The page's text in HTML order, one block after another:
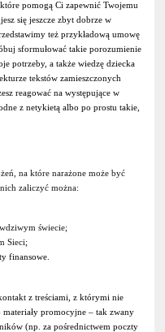
pomogą Ci zapewnić Twojemu
się jeszcze zbyt dobrze w
też przykładową umowę
sformułować takie porozumienie
potrzeby, a także wiedzę dziecka
tekstów zamieszczonych
reagować na występujące w
z netykietą albo po prostu takie,
na które narażone może być
zaliczyć można:
świecie;
Sieci;
finansowe.
z treściami, z którymi nie
materiały promocyjne – tak zwany
(np. za pośrednictwem poczty